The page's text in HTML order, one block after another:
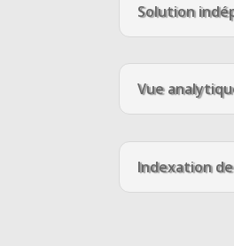
Solution
Vue
Indexation